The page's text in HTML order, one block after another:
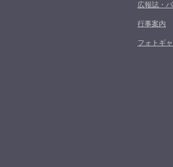
広報誌・
行事案内
フォトギ